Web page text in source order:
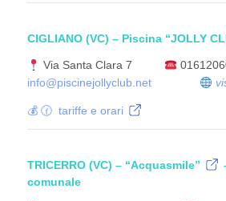
CIGLIANO (VC) – Piscina “JOLLY
Via Santa Clara 7
info@piscinejollyclub.net
💰 🕜 tariffe e orari
TRICERRO (VC) – “Acquasmile”
comunale